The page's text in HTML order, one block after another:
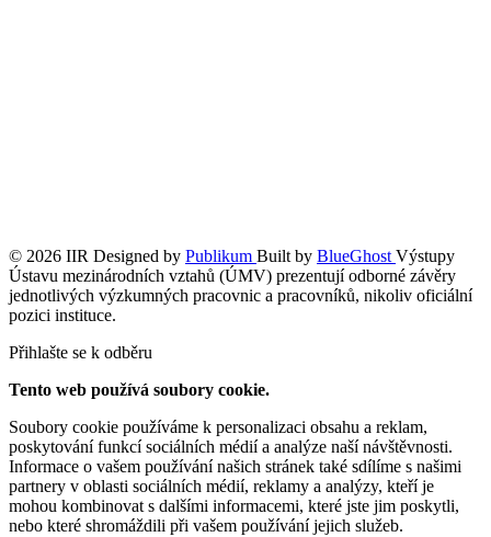
© 2026 IIR Designed by Publikum Built by BlueGhost Výstupy
Ústavu mezinárodních vztahů (ÚMV) prezentují odborné závěry
jednotlivých výzkumných pracovnic a pracovníků, nikoliv oficiální
pozici instituce.
Přihlašte se k odběru
Tento web používá soubory cookie.
Soubory cookie používáme k personalizaci obsahu a reklam,
poskytování funkcí sociálních médií a analýze naší návštěvnosti.
Informace o vašem používání našich stránek také sdílíme s našimi
partnery v oblasti sociálních médií, reklamy a analýzy, kteří je
mohou kombinovat s dalšími informacemi, které jste jim poskytli,
nebo které shromáždili při vašem používání jejich služeb.